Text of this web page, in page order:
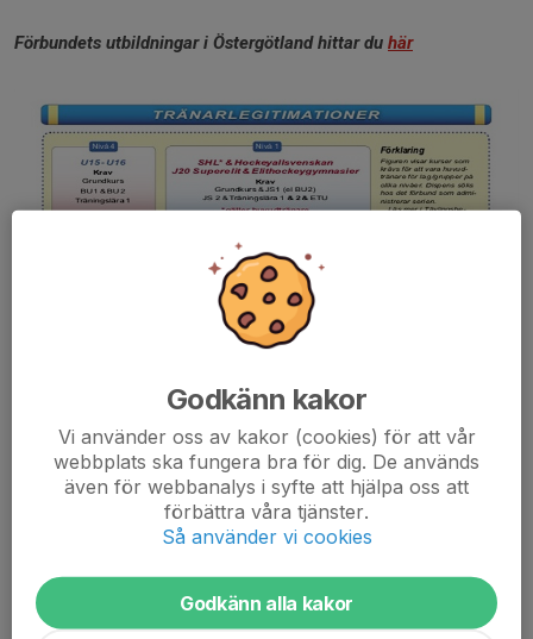
Förbundets utbildningar i Östergötland hittar du här
Vilken nivå av utbildning behöver DU ha i ditt lag?
Godkänn kakor
Vi använder oss av kakor (cookies) för att vår
webbplats ska fungera bra för dig. De används
även för webbanalys i syfte att hjälpa oss att
förbättra våra tjänster.
Så använder vi cookies
Godkänn alla kakor